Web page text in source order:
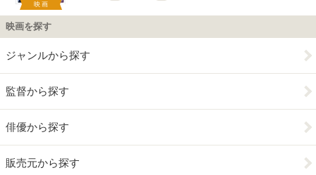
映画
映画を探す
ジャンルから探す
監督から探す
俳優から探す
販売元から探す